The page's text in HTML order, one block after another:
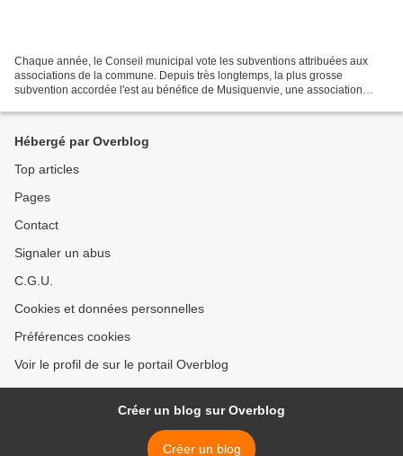
Chaque année, le Conseil municipal vote les subventions attribuées aux
associations de la commune. Depuis très longtemps, la plus grosse
subvention accordée l'est au bénéfice de Musiquenvie, une association
Hébergé par Overblog
Top articles
Pages
Contact
Signaler un abus
C.G.U.
Cookies et données personnelles
Préférences cookies
Voir le profil de sur le portail Overblog
Créer un blog sur Overblog
Créer un blog